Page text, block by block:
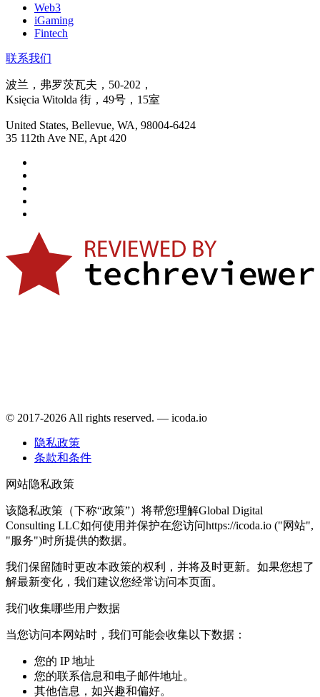
Web3
iGaming
Fintech
联系我们
波兰，弗罗茨瓦夫，50-202，
Księcia Witolda 街，49号，15室
United States, Bellevue, WA, 98004-6424
35 112th Ave NE, Apt 420
© 2017-2026 All rights reserved. — icoda.io
隐私政策
条款和条件
网站隐私政策
该隐私政策（下称“政策”）将帮您理解Global Digital
Consulting LLC如何使用并保护在您访问https://icoda.io ("网站",
"服务")时所提供的数据。
我们保留随时更改本政策的权利，并将及时更新。如果您想了
解最新变化，我们建议您经常访问本页面。
我们收集哪些用户数据
当您访问本网站时，我们可能会收集以下数据：
您的 IP 地址
您的联系信息和电子邮件地址。
其他信息，如兴趣和偏好。